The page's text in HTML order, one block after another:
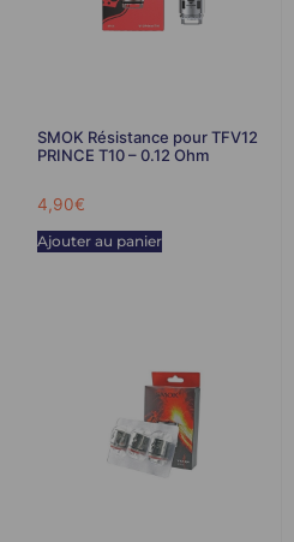
SMOK Résistance pour TFV12
PRINCE T10 – 0.12 Ohm
4,90€
Ajouter au panier